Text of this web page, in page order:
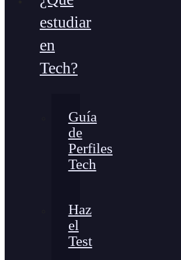
estudiar
en
Tech?
Guía
de
Perfiles
Tech
Haz
el
Test